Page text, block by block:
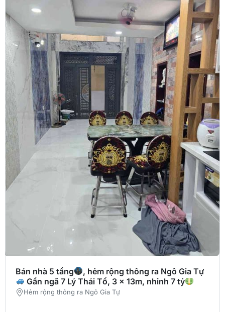
Bán nhà 5 tầng
, hẻm rộng thông ra Ngô Gia Tự
Gần ngã 7 Lý Thái Tổ, 3 x 13m, nhỉnh 7 tỷ
Hẻm rộng thông ra Ngô Gia Tự